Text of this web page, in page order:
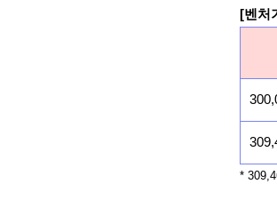
[벤처
*